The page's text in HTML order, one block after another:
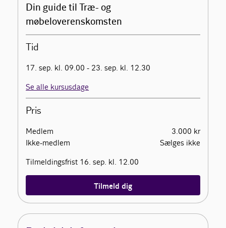
Din guide til Træ- og
møbeloverenskomsten
Tid
17. sep. kl. 09.00 - 23. sep. kl. 12.30
Se alle kursusdage
Pris
Medlem
3.000 kr
Ikke-medlem
Sælges ikke
Tilmeldingsfrist 16. sep. kl. 12.00
Tilmeld dig